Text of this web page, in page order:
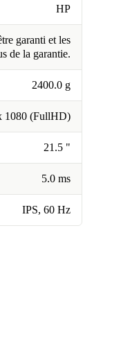
HP
garanti et les
de la garantie.
2400.0 g
1080 (FullHD)
21.5 "
5.0 ms
IPS, 60 Hz